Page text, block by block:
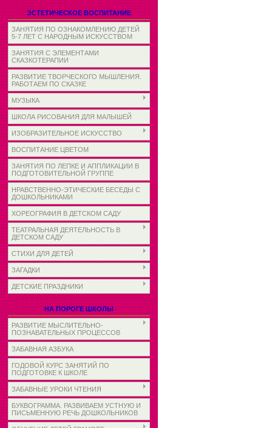
ЭСТЕТИЧЕСКОЕ ВОСПИТАНИЕ
ЗАНЯТИЯ ПО ОЗНАКОМЛЕНИЮ ДЕТЕЙ
5-7 ЛЕТ С НАРОДНЫМ ИСКУССТВОМ
ЗАНЯТИЯ С ЭЛЕМЕНТАМИ
СКАЗКОТЕРАПИИ
РАЗВИТИЕ ТВОРЧЕСКОГО МЫШЛЕНИЯ.
РАБОТАЕМ ПО СКАЗКЕ
МУЗЫКА
ШКОЛА РИСОВАНИЯ ДЛЯ МАЛЫШЕЙ
ИЗОБРАЗИТЕЛЬНОЕ ИСКУССТВО
ВОСПИТАНИЕ ЦВЕТОМ
ЗАНЯТИЯ ПО ЛЕПКЕ И АППЛИКАЦИИ В
ПОДГОТОВИТЕЛЬНОЙ ГРУППЕ
НРАВСТВЕННО-ЭТИЧЕСКИЕ БЕСЕДЫ С
ДОШКОЛЬНИКАМИ
ХОРЕОГРАФИЯ В ДЕТСКОМ САДУ
ТЕАТРАЛЬНАЯ ДЕЯТЕЛЬНОСТЬ В
ДЕТСКОМ САДУ
СТИХИ ДЛЯ ДЕТЕЙ
ЗАГАДКИ
ДЕТСКИЕ ПРАЗДНИКИ
НА ПОРОГЕ ШКОЛЫ
РАЗВИТИЕ МЫСЛИТЕЛЬНО-
ПОЗНАВАТЕЛЬНЫХ ПРОЦЕССОВ
ЗАБАВНАЯ АЗБУКА
ГОДОВОЙ КУРС ЗАНЯТИЙ ПО
ПОДГОТОВКЕ К ШКОЛЕ
ЗАБАВНЫЕ УРОКИ ЧТЕНИЯ
БУКВОГРАММА. РАЗВИВАЕМ УСТНУЮ И
ПИСЬМЕННУЮ РЕЧЬ ДОШКОЛЬНИКОВ